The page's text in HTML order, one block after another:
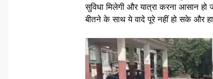
सुविधा मिलेगी और यात्रा करना आसान
बीतने के साथ ये वादे पूरे नहीं हो सके और